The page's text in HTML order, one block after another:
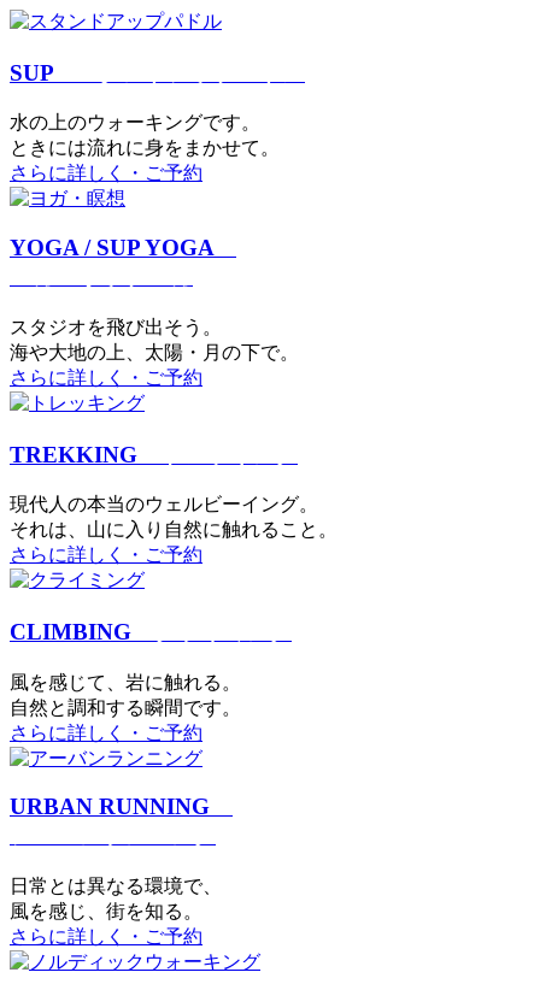
SUP
⽔の上のウォーキングです。
ときには流れに身をまかせて。
さらに詳しく・ご予約
YOGA / SUP YOGA
スタジオを⾶び出そう。
海や大地の上、太陽・⽉の下で。
さらに詳しく・ご予約
TREKKING
現代⼈の本当のウェルビーイング。
それは、⼭に⼊り⾃然に触れること。
さらに詳しく・ご予約
CLIMBING
⾵を感じて、岩に触れる。
⾃然と調和する瞬間です。
さらに詳しく・ご予約
URBAN RUNNING
日常とは異なる環境で、
風を感じ、街を知る。
さらに詳しく・ご予約